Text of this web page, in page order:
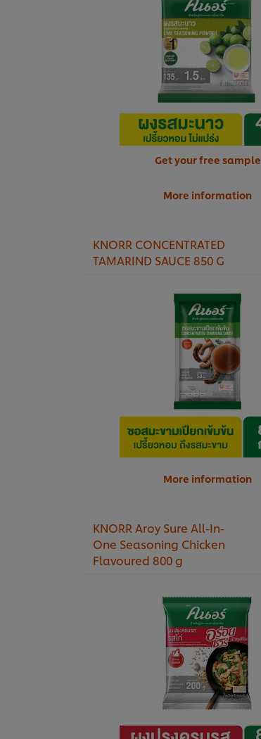
Get your free sample
More information
KNORR CONCENTRATED
TAMARIND SAUCE 850 G
More information
KNORR Aroy Sure All-In-
One Seasoning Chicken
Flavoured 800 g